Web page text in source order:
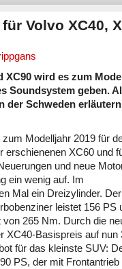
Volvo XC40,
XC90 wird es zum
Soundsystem geben.
der Schweden
Modelljahr 2019 für
erschienenen XC60 und
und neue
ein wenig auf. Im
Mal ein Dreizylinder.
leistet 156 PS
265 Nm. Durch die
XC40-Basispreis auf nun
für das kleinste SUV:
PS, der mit Frontantrieb